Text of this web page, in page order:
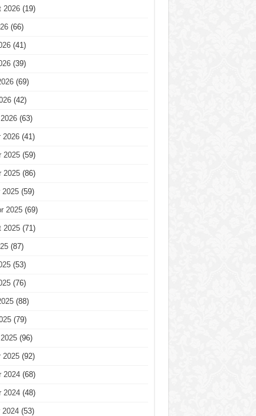
2026(19)
(66)
(41)
(39)
(69)
(42)
(63)
2026(41)
2025(59)
2025(86)
2025(59)
2025(69)
2025(71)
(87)
(53)
(76)
(88)
(79)
(96)
2025(92)
2024(68)
2024(48)
2024(53)